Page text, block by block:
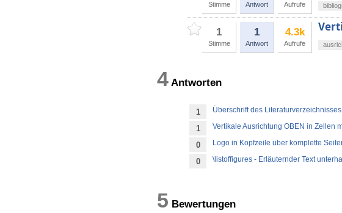
Stimme Antwort Aufrufe
1
Stimme
1
Antwort
4.3k
Aufrufe
4 Antworten
1 Überschrift des
1 Vertikale Ausrichtung OBEN in Zellen
0 Logo in Kopfzeile über komplette
0 \listoffigures - Erläuternder Text
5 Bewertungen